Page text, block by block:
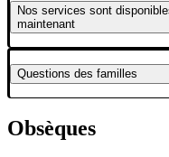
Nos services sont
maintenant
Questions des familles
Obsèques